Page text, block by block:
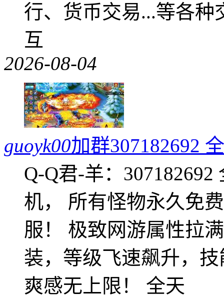
行、货币交易...等各
互
2026-08-04
guoyk00加群307182692
Q-Q君-羊：
机， 所有怪物永久免
服！ 极致网游属性拉
装，等级飞速飙升，
爽感无上限！ 全天